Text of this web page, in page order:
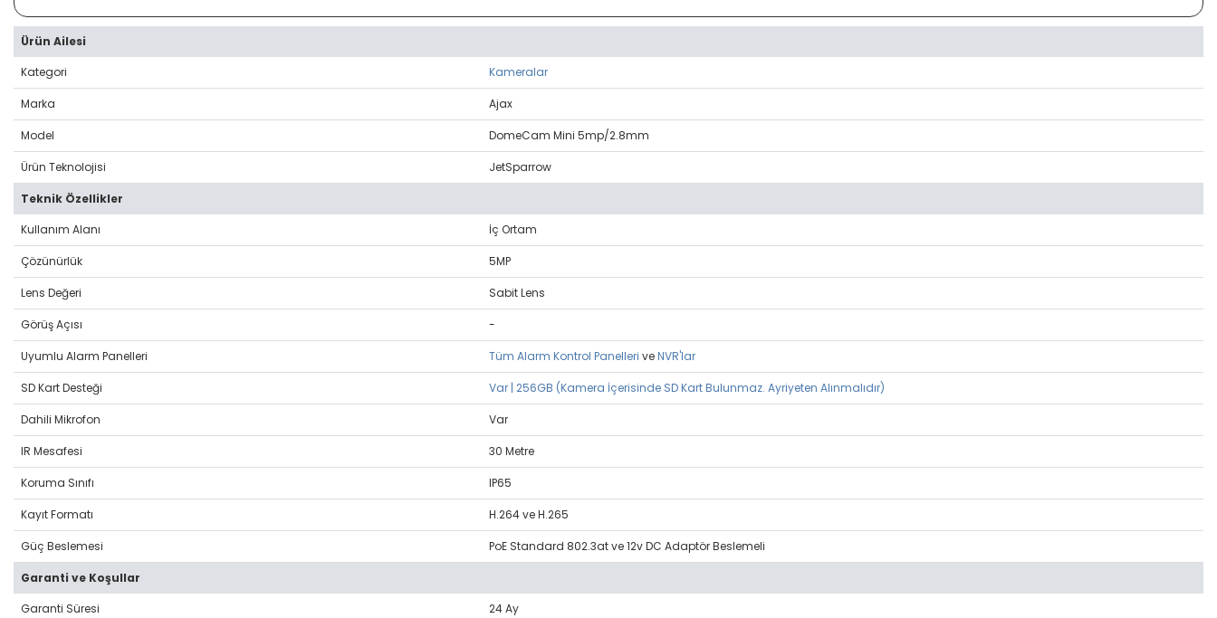
Ürün Ailesi
Kategori
Kameralar
Marka Ajax
Model DomeCam Mini 5mp/2.8mm
Ürün Teknolojisi JetSparrow
Teknik Özellikler
Kullanım Alanı
İç Ortam
Çözünürlük 5MP
Lens Değeri Sabit Lens
Görüş Açısı -
Uyumlu Alarm Panelleri Tüm Alarm Kontrol Panelleri veNVR'lar
SD Kart Desteği Var | 256GB (Kamera İçerisinde SD Kart Bulunmaz. Ayriyeten Alınmalıdır)
Dahili Mikrofon Var
IR Mesafesi 30 Metre
Koruma Sınıfı IP65
Kayıt Formatı H.264 ve H.265
Güç Beslemesi PoE Standard 802.3at ve 12v DC Adaptör Beslemeli
Garanti ve Koşullar
Garanti Süresi
24 Ay